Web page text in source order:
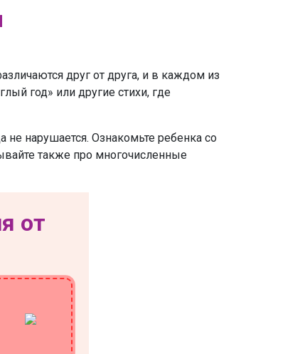
друг от друга, и в каждом из
год» или другие стихи, где
нарушается. Ознакомьте ребенка со
также про многочисленные
от